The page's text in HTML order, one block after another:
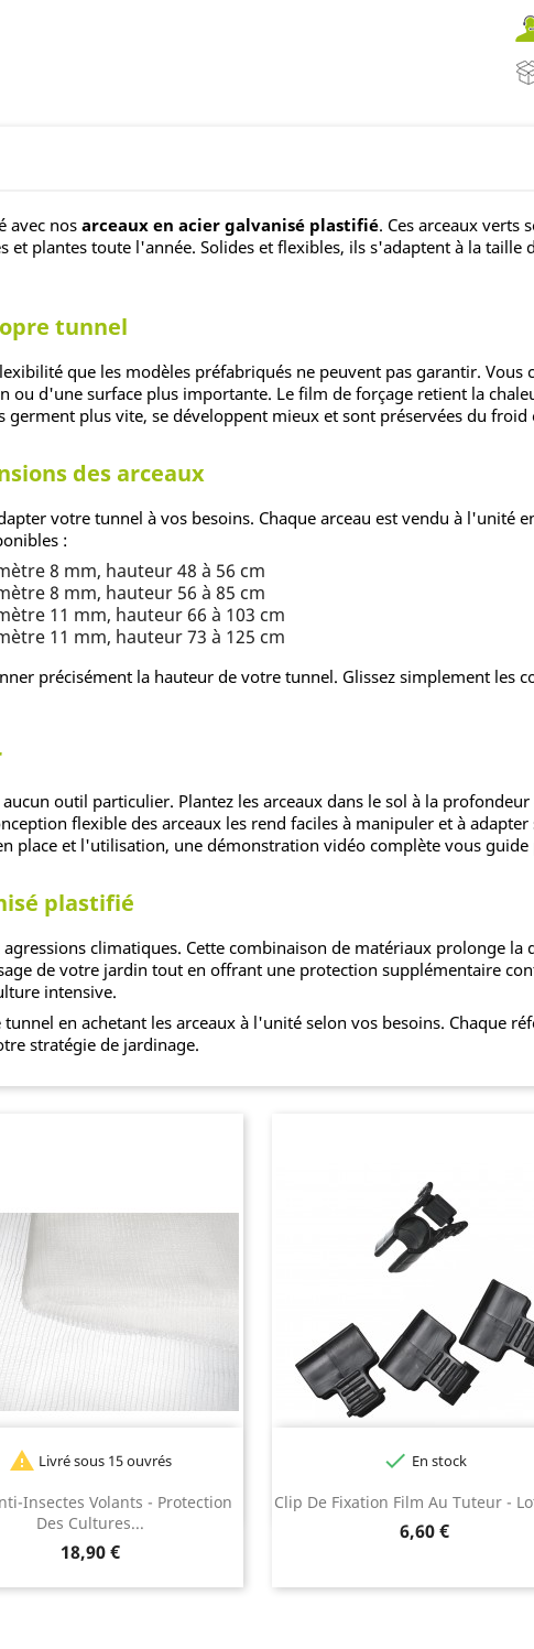
avec nos arceaux en acier galvanisé plastifié. Ces arceaux verts
plantes toute l'année. Solides et flexibles, ils s'adaptent à la taille
tunnel
que les modèles préfabriqués ne peuvent pas garantir. Vous
d'une surface plus importante. Le film de forçage retient la
plus vite, se développent mieux et sont préservées du froid
des arceaux
votre tunnel à vos besoins. Chaque arceau est vendu à l'unité
:
8 mm, hauteur 48 à 56 cm
8 mm, hauteur 56 à 85 cm
11 mm, hauteur 66 à 103 cm
11 mm, hauteur 73 à 125 cm
précisément la hauteur de votre tunnel. Glissez simplement les
outil particulier. Plantez les arceaux dans le sol à la
flexible des arceaux les rend faciles à manipuler et à
place et l'utilisation, une démonstration vidéo complète vous guide
plastifié
climatiques. Cette combinaison de matériaux prolonge la
de votre jardin tout en offrant une protection supplémentaire
intensive.
en achetant les arceaux à l'unité selon vos besoins. Chaque
stratégie de jardinage.
Insectes Volants - Protection
Des Cultures...
Prix
18,90 €
 Livré sous 15 ouvrés
Clip De Fixation Film Au Tuteur -
Prix
6,60 €
 En stock